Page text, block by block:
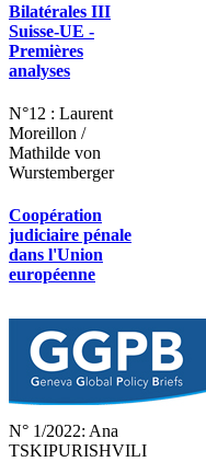
Bilatérales III
Suisse-UE -
Premières
analyses
N°12 : Laurent
Moreillon /
Mathilde von
Wurstemberger
Coopération
judiciaire pénale
dans l'Union
européenne
N° 1/2022: Ana
TSKIPURISHVILI